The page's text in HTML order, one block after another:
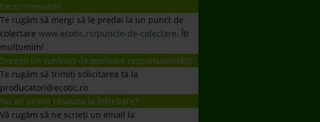
becuri/neoane?
Te rugăm să mergi să le predai la un punct de
colectare www.ecotic.ro/puncte-de-colectare. Îți
mulțumim!
Dorești un contract de preluare responsabilități?
Te rugăm să trimiți solicitarea ta la
producatori@ecotic.ro
Nu ați primit răspuns la întrebare?
Vă rugăm să ne scrieți un email la